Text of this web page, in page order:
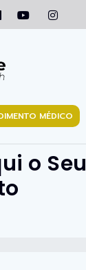
MÉDICO
o Seu